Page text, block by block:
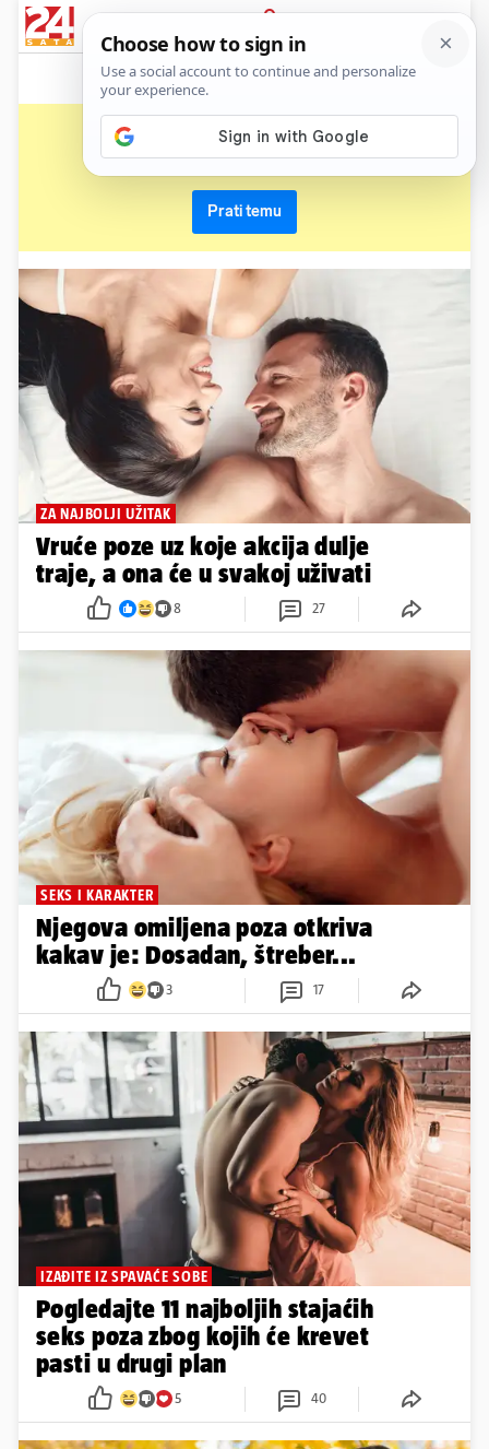
PRIJAVA
News
seks poze
Prati temu
ZA NAJBOLJI UŽITAK
Vruće poze uz koje akcija dulje
traje, a ona će u svakoj uživati
8 27
SEKS I KARAKTER
Njegova omiljena poza otkriva
kakav je: Dosadan, štreber...
3 17
IZAĐITE IZ SPAVAĆE SOBE
Pogledajte 11 najboljih stajaćih
seks poza zbog kojih će krevet
pasti u drugi plan
5 40